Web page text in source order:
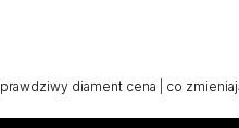
prawdziwy diament cena co